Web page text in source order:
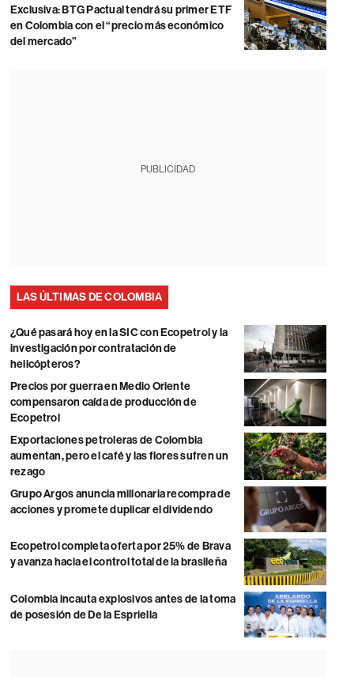
Exclusiva: BTG Pactual tendrá su primer ETF
en Colombia con el “precio más económico
del mercado”
PUBLICIDAD
LAS ÚLTIMAS DE COLOMBIA
¿Qué pasará hoy en la SIC con Ecopetrol y la
investigación por contratación de
helicópteros?
Precios por guerra en Medio Oriente
compensaron caída de producción de
Ecopetrol
Exportaciones petroleras de Colombia
aumentan, pero el café y las flores sufren un
rezago
Grupo Argos anuncia millonaria recompra de
acciones y promete duplicar el dividendo
Ecopetrol completa oferta por 25% de Brava
y avanza hacia el control total de la brasileña
Colombia incauta explosivos antes de la toma
de posesión de De la Espriella